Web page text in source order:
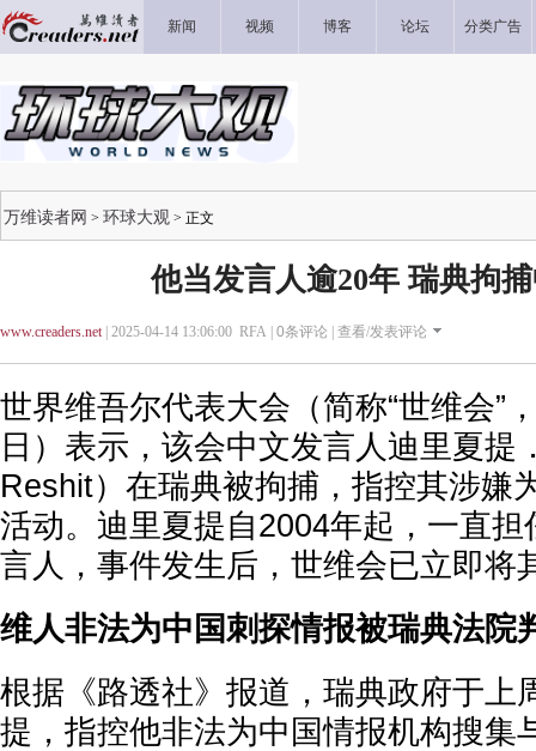
新闻 视频 博客 论坛 分类广告
万维读者网 > 环球大观 > 正文
他当发言人逾20年 瑞典拘
www.creaders.net| 2025-04-14 13:06:00 RFA | 0条评论 | 查看/发表评论
世界维吾尔代表大会（简称“世维会”
日）表示，该会中文发言人迪里夏提
Reshit）在瑞典被拘捕，指控其涉嫌
活动。迪里夏提自2004年起，一直
言人，事件发生后，世维会已立即将
维人非法为中国刺探情报被瑞典法院
根据《路透社》报道，瑞典政府于上
提，指控他非法为中国情报机构搜集